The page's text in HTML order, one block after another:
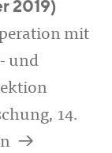
2019)
mit
und
14.
a